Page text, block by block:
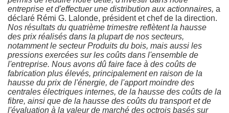
entreprise et d'effectuer une distribution aux actionnaires, a
déclaré Rémi G. Lalonde, président et chef de la direction.
Nos résultats du quatrième trimestre reflètent la hausse
des prix réalisés dans la plupart de nos secteurs,
notamment le secteur Produits du bois, mais aussi les
pressions exercées sur les coûts dans l'ensemble de
l'entreprise. Nous avons dû faire face à des coûts de
fabrication plus élevés, principalement en raison de la
hausse du prix de l'énergie, de l'apport moindre des
centrales électriques internes, de la hausse des coûts de la
fibre, ainsi que de la hausse des coûts du transport et de
l'évaluation à la valeur de marché des octrois basés sur